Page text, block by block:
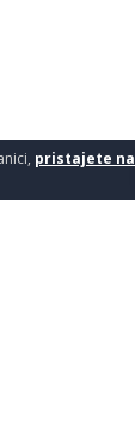
pristajete na